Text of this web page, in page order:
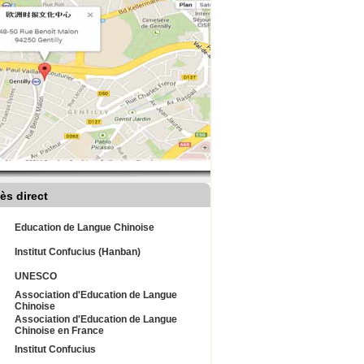
direct
Education de Langue Chinoise
Institut Confucius (Hanban)
UNESCO
Association d'Education de Langue
Chinoise
Association d'Education de Langue
Chinoise en France
Institut Confucius